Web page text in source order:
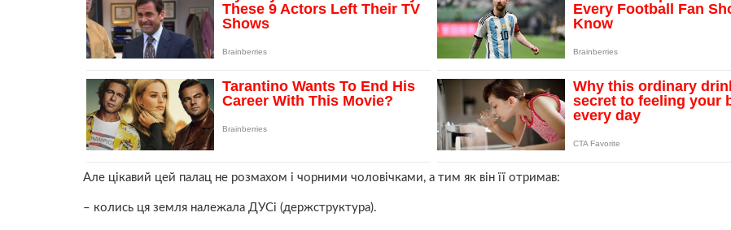
Але цікавий цей палац не розмахом і чорними чоловічками, а тим як він її отримав:
– колись ця земля належала ДУСі (держструктура).